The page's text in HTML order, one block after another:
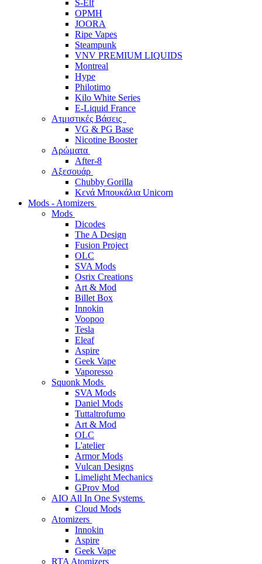
S-Elf
OPMH
JOORA
Ripe Vapes
Steampunk
VNV PREMIUM LIQUIDS
Montreal
Hype
Philotimo
Kilo White Series
E-Liquid France
Ατμιστικές Βάσεις
VG & PG Base
Nicotine Booster
Αρώματα
After-8
Αξεσουάρ
Chubby Gorilla
Κενά Μπουκάλια Unicorn
Mods - Atomizers
Mods
Dicodes
The A Design
Fusion Project
OLC
SVA Mods
Osrix Creations
Art & Mod
Billet Box
Innokin
Voopoo
Tesla
Eleaf
Aspire
Geek Vape
Vaporesso
Squonk Mods
SVA Mods
Daniel Mods
Tuttaltrofumo
Art & Mod
OLC
L'atelier
Armor Mods
Vulcan Designs
Limelight Mechanics
GProv Mod
AIO All In One Systems
Cloud Mods
Atomizers
Innokin
Aspire
Geek Vape
RTA Atomizers